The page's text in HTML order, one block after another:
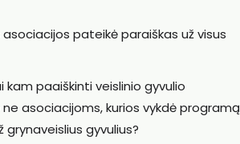
pateikė paraiškas už visus
kam paaiškinti veislinio gyvulio
asociacijoms, kurios vykdė programą
gyvulius?